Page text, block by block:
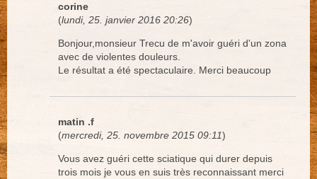
corine
(lundi, 25. janvier 2016 20:26)
Bonjour,monsieur Trecu de m'avoir guéri d'un zona
avec de violentes douleurs.
Le résultat a été spectaculaire. Merci beaucoup
matin .f
(mercredi, 25. novembre 2015 09:11)
Vous avez guéri cette sciatique qui durer depuis
trois mois je vous en suis très reconnaissant merci